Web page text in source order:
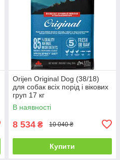
Orijen Original Dog (38/18)
для собак всіх порід і вікових
груп 17 кг
В наявності
8 534 ₴ 10 040 ₴
Купити